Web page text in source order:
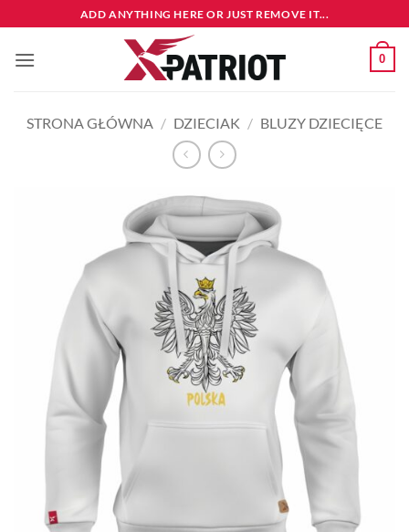
do
zawartości
ADD ANYTHING HERE OR JUST REMOVE IT...
0
STRONA GŁÓWNA / DZIECIAK / BLUZY DZIECIĘCE